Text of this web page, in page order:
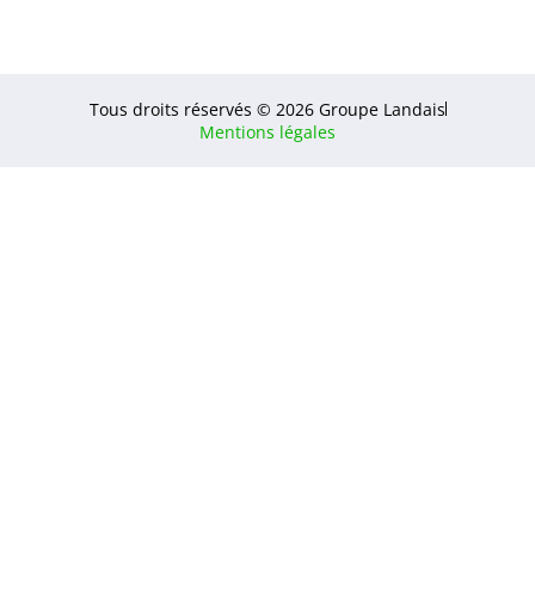
Tous droits réservés © 2026 Groupe Landais
Mentions légales